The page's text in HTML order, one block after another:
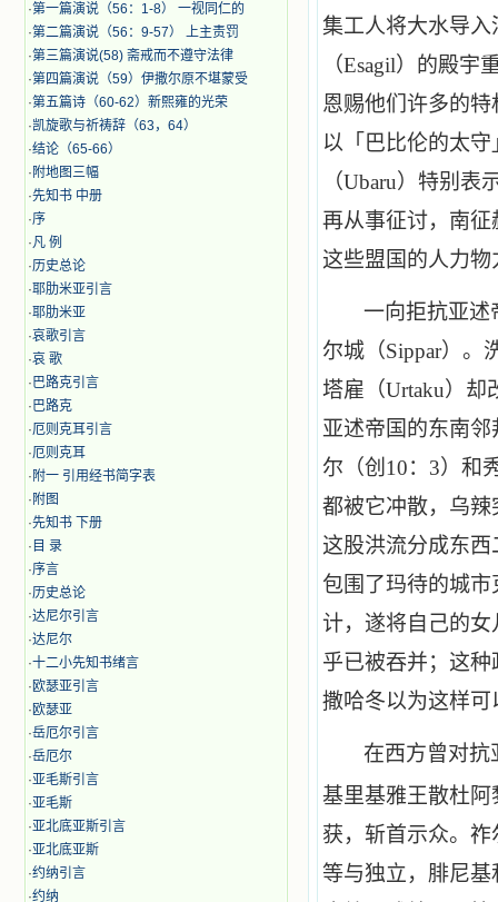
·第一篇演说（56：1-8） 一视同仁的
·第二篇演说（56：9-57） 上主责罚
·第三篇演说(58) 斋戒而不遵守法律
·第四篇演说（59）伊撒尔原不堪蒙受
·第五篇诗（60-62）新熙雍的光荣
·凯旋歌与祈祷辞（63，64）
·结论（65-66）
· 附地图三幅
·先知书 中册
·序
·凡 例
·历史总论
·耶肋米亚引言
·耶肋米亚
·哀歌引言
·哀 歌
·巴路克引言
·巴路克
·厄则克耳引言
·厄则克耳
· 附一 引用经书简字表
· 附图
·先知书 下册
· 目 录
·序言
·历史总论
·达尼尔引言
·达尼尔
·十二小先知书绪言
·欧瑟亚引言
·欧瑟亚
·岳厄尔引言
·岳厄尔
·亚毛斯引言
·亚毛斯
·亚北底亚斯引言
·亚北底亚斯
·约纳引言
·约纳
集工人将大水导
（Esagil）的殿宇
恩赐他们许多的
以「巴比伦的太
（Ubaru）特别表
再从事征讨，南
这些盟国的人力
一向拒抗亚述
尔城（Sippar）。
塔雇（Urtaku）却
亚述帝国的东南
尔（创 10： 3）和
都被它冲散，乌辣
这股洪流分成东
包围了玛待的城市
计，遂将自己的
乎已被吞并；这
撒哈冬以为这样
在西方曾对抗
基里基雅王散杜阿
获，斩首示众。
等与独立，腓尼